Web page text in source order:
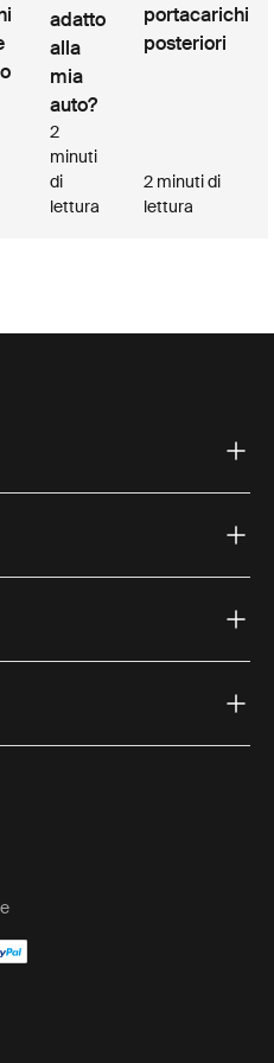
adatto
alla
mia
auto?
2
minuti
di
lettura
portacarichi
posteriori
2 minuti di
lettura
(external link)
(external link)
on Youtube (external